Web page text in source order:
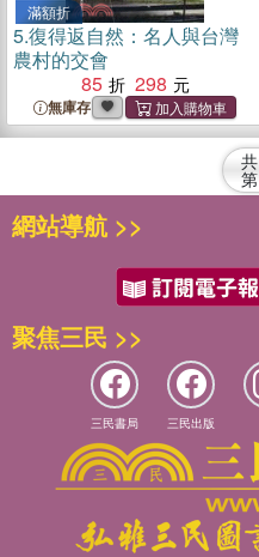
滿額折
5.復得返自然：名人與台灣
農村的交會
85
298
無庫存
共
第
網站導航 >>
聚焦三民 >>
三民書局 三民出版